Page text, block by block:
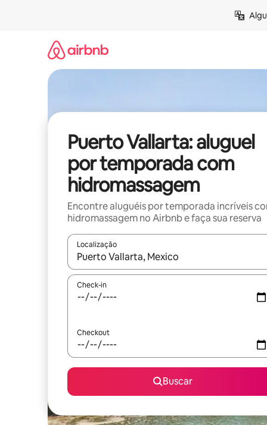
Puerto Vallarta: aluguel
por temporada com
hidromassagem
Encontre aluguéis por temporada incríveis
hidromassagem no Airbnb e faça sua reserva
Localização
Quando os resultados estiverem disponíveis,
Check-in
Checkout
Buscar